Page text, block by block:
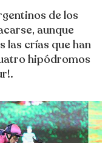
de los
aunque
las crías que han
hipódromos